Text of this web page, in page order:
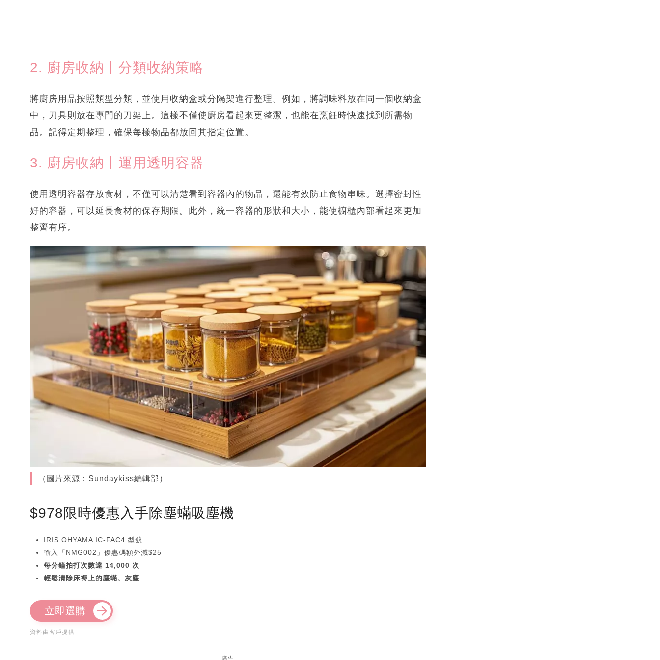
2. 廚房收納丨分類收納策略
將廚房用品按照類型分類，並使用收納盒或分隔架進行整理。例如，將調味料放在同一個收納盒
中，刀具則放在專門的刀架上。這樣不僅使廚房看起來更整潔，也能在烹飪時快速找到所需物
品。記得定期整理，確保每樣物品都放回其指定位置。
3. 廚房收納丨運用透明容器
使用透明容器存放食材，不僅可以清楚看到容器內的物品，還能有效防止食物串味。選擇密封性
好的容器，可以延長食材的保存期限。此外，統一容器的形狀和大小，能使櫥櫃內部看起來更加
整齊有序。
（圖片來源：Sundaykiss編輯部）
$978限時優惠入手除塵蟎吸塵機
IRIS OHYAMA IC-FAC4 型號
輸入「NMG002」優惠碼額外減$25
每分鐘拍打次數達 14,000 次
輕鬆清除床褥上的塵蟎、灰塵
立即選購
資料由客戶提供
廣告